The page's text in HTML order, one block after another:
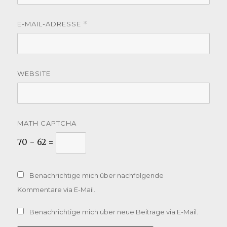
E-MAIL-ADRESSE *
WEBSITE
MATH CAPTCHA
70 − 62 =
Benachrichtige mich über nachfolgende
Kommentare via E-Mail.
Benachrichtige mich über neue Beiträge via E-Mail.